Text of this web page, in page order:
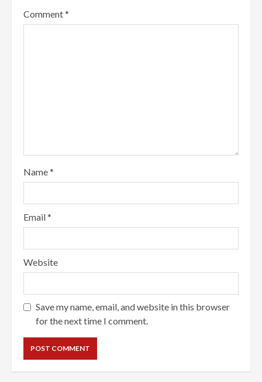
Comment*
Name*
Email*
Website
Save my name, email, and website in this browser
for the next time I comment.